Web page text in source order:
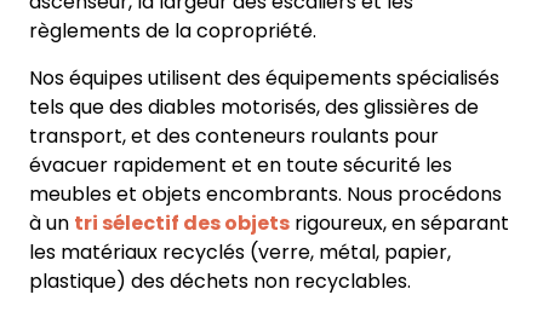
règlements de la copropriété.
Nos équipes utilisent des équipements spécialisés
tels que des diables motorisés, des glissières de
transport, et des conteneurs roulants pour
évacuer rapidement et en toute sécurité les
meubles et objets encombrants. Nous procédons
à un tri sélectif des objets rigoureux, en séparant
les matériaux recyclés (verre, métal, papier,
plastique) des déchets non recyclables.